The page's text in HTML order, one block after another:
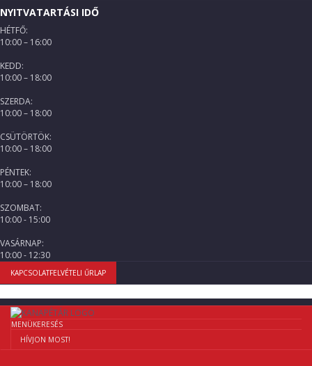
NYITVATARTÁSI IDŐ
HÉTFŐ:
10:00 – 16:00
KEDD:
10:00 – 18:00
SZERDA:
10:00 – 18:00
CSÜTÖRTÖK:
10:00 – 18:00
PÉNTEK:
10:00 – 18:00
SZOMBAT:
10:00 - 15:00
VASÁRNAP:
10:00 - 12:30
KAPCSOLATFELVÉTELI ŰRLAP
MENÜKERESÉS
HÍVJON MOST!